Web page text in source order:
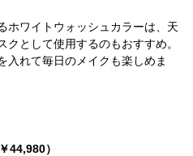
ホワイトウォッシュカラーは、天
として使用するのもおすすめ。
入れて毎日のメイクも楽しめま
44,980）